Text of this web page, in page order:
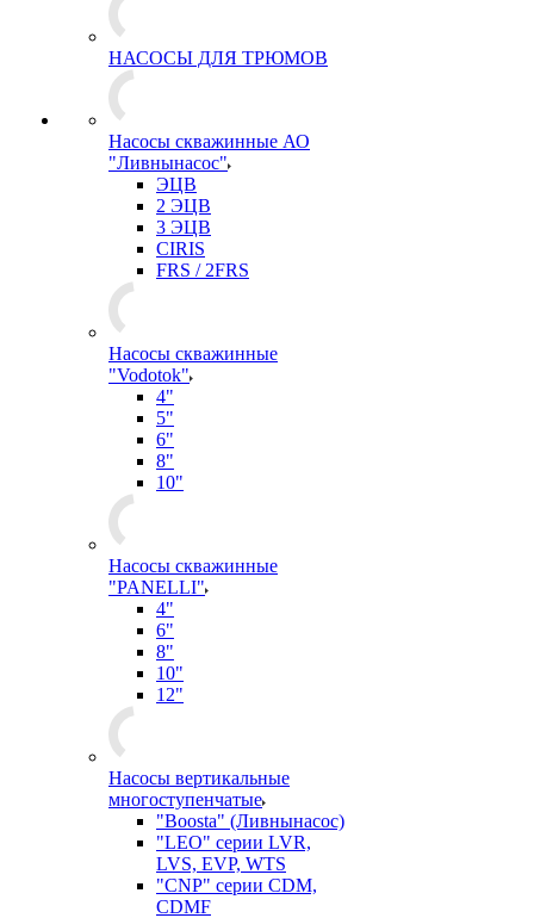
НАСОСЫ ДЛЯ ТРЮМОВ
Насосы скважинные АО
"Ливнынасос"
ЭЦВ
2 ЭЦВ
3 ЭЦВ
CIRIS
FRS / 2FRS
Насосы скважинные
"Vodotok"
4"
5"
6"
8"
10"
Насосы скважинные
"PANELLI"
4"
6"
8"
10"
12"
Насосы вертикальные
многоступенчатые
"Boosta" (Ливнынасос)
"LEO" серии LVR,
LVS, EVP, WTS
"CNP" серии CDM,
CDMF